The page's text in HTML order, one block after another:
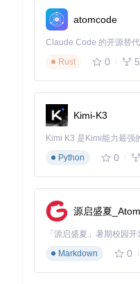
方案：Czkawka 集成专
图像特征提取
：通过
视频内容比对：利用
音频指纹技术 ：通过
技术决策问答：在处理
希 C. 对所有文件进行全
答案：B。先按文件大
核心价值总结：多媒体
问题：系统管理员王工
方案 ：Czkawka 构建多
智能路径过滤：内置
文件类型验证
：通过
atomcode
Rust
0
Kimi-K3
Python
0
源启盛夏
Markdown
0